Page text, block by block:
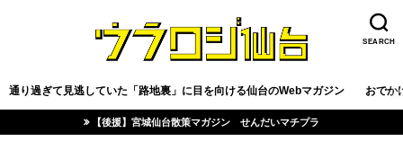
SEARCH
通り過ぎて見逃していた「路地裏」に目を向ける仙台のWebマガジン おでか
【後援】宮城仙台散策マガジン せんだいマチプラ